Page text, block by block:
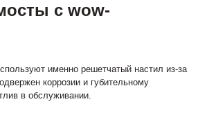
с wow-
именно решетчатый настил из-за
коррозии и губительному
в обслуживании.